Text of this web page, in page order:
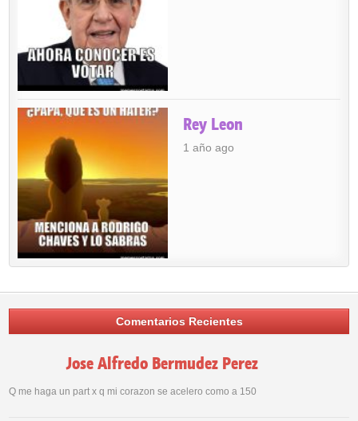
Rey Leon
1 año ago
Comentarios Recientes
Jose Alfredo Bermudez Perez
Q me haga un part x q mi corazon se acelero como a 150